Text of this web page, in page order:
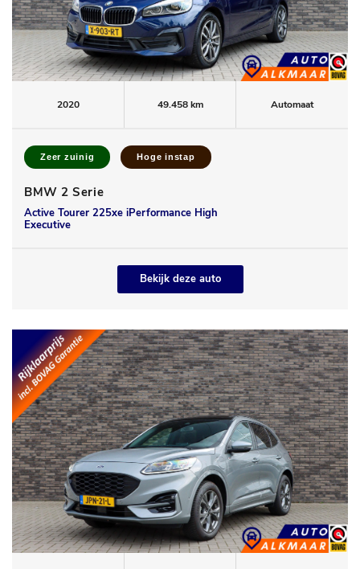
2020 49.458 km Automaat
Zeer zuinig Hoge instap
BMW 2 Serie
Active Tourer 225xe iPerformance High
Executive
Bekijk deze auto